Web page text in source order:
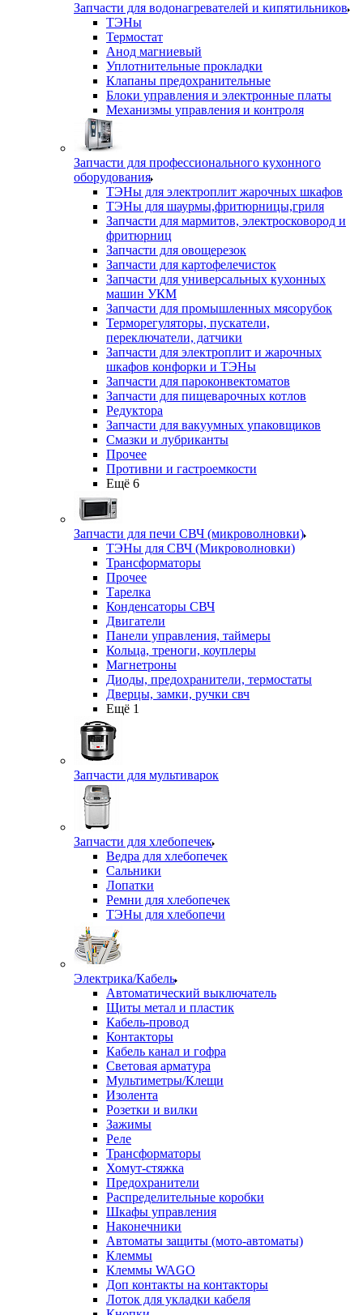
Запчасти для водонагревателей и кипятильников
ТЭНы
Термостат
Анод магниевый
Уплотнительные прокладки
Клапаны предохранительные
Блоки управления и электронные платы
Механизмы управления и контроля
Запчасти для профессионального кухонного
оборудования
ТЭНы для электроплит жарочных шкафов
ТЭНы для шаурмы,фритюрницы,гриля
Запчасти для мармитов, электросковород и
фритюрниц
Запчасти для овощерезок
Запчасти для картофелечисток
Запчасти для универсальных кухонных
машин УКМ
Запчасти для промышленных мясорубок
Терморегуляторы, пускатели,
переключатели, датчики
Запчасти для электроплит и жарочных
шкафов конфорки и ТЭНы
Запчасти для пароконвектоматов
Запчасти для пищеварочных котлов
Редуктора
Запчасти для вакуумных упаковщиков
Смазки и лубриканты
Прочее
Противни и гастроемкости
Ещё 6
Запчасти для печи СВЧ (микроволновки)
ТЭНы для СВЧ (Микроволновки)
Трансформаторы
Прочее
Тарелка
Конденсаторы СВЧ
Двигатели
Панели управления, таймеры
Кольца, треноги, коуплеры
Магнетроны
Диоды, предохранители, термостаты
Дверцы, замки, ручки свч
Ещё 1
Запчасти для мультиварок
Запчасти для хлебопечек
Ведра для хлебопечек
Сальники
Лопатки
Ремни для хлебопечек
ТЭНы для хлебопечи
Электрика/Кабель
Автоматический выключатель
Щиты метал и пластик
Кабель-провод
Контакторы
Кабель канал и гофра
Световая арматура
Мультиметры/Клещи
Изолента
Розетки и вилки
Зажимы
Реле
Трансформаторы
Хомут-стяжка
Предохранители
Распределительные коробки
Шкафы управления
Наконечники
Автоматы защиты (мото-автоматы)
Клеммы
Клеммы WAGO
Доп контакты на контакторы
Лоток для укладки кабеля